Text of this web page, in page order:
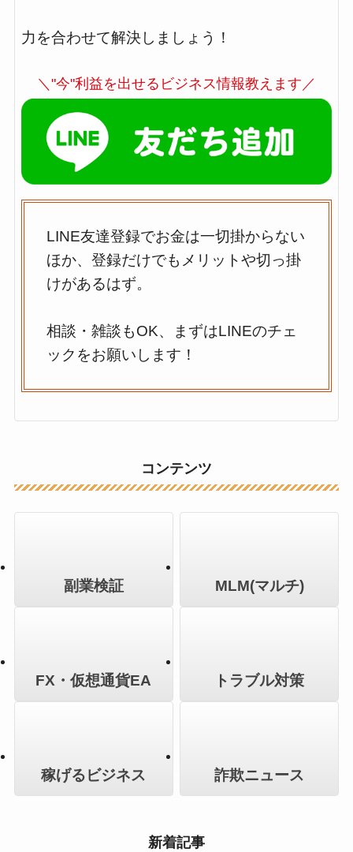
力を合わせて解決しましょう！
＼"今"利益を出せるビジネス情報教えます／
LINE友達登録でお金は一切掛からない
ほか、登録だけでもメリットや切っ掛
けがあるはず。
相談・雑談もOK、まずはLINEのチェ
ックをお願いします！
コンテンツ
副業検証 MLM(マルチ)
FX・仮想通貨EA トラブル対策
稼げるビジネス 詐欺ニュース
新着記事